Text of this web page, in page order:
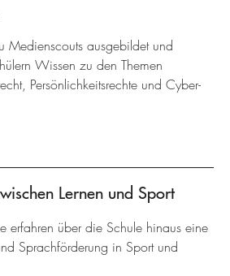
Medienscouts ausgebildet und
Wissen zu den Themen
Persönlichkeitsrechte und Cyber-
Lernen und Sport
erfahren über die Schule hinaus eine
Sprachförderung in Sport und